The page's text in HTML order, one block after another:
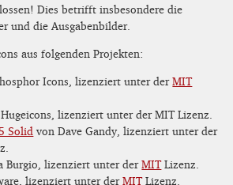
Dies betrifft insbesondere die
und die Ausgabenbilder.
aus folgenden Projekten:
Icons, lizenziert unter derMIT
lizenziert unter der MIT Lizenz.
Solid von Dave Gandy, lizenziert unter der
Burgio, lizenziert unter derMITLizenz.
lizenziert unter derMITLizenz.